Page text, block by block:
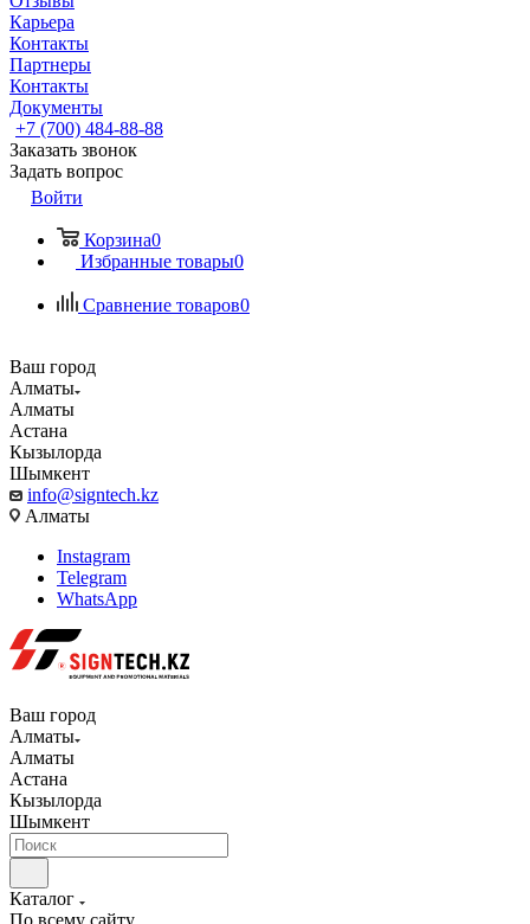
Карьера
Контакты
Партнеры
Контакты
Документы
+7 (700) 484-88-88
Заказать звонок
Задать вопрос
Войти
Корзина0
Избранные товары0
Сравнение товаров0
Ваш город
Алматы
Алматы
Астана
Кызылорда
Шымкент
info@signtech.kz
Алматы
Instagram
Telegram
WhatsApp
Ваш город
Алматы
Алматы
Астана
Кызылорда
Шымкент
Каталог